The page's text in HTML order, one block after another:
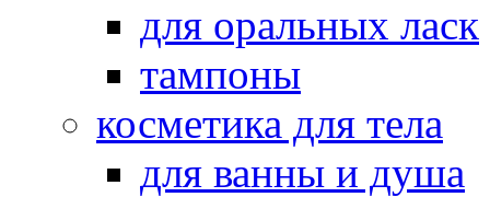
для оральных ласк
тампоны
косметика для тела
для ванны и душа